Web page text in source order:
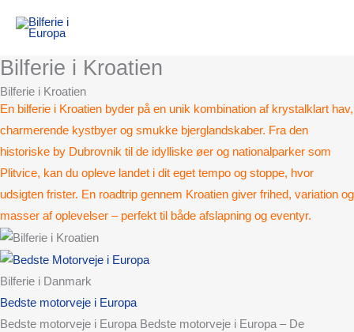
Bilferie i Kroatien
Bilferie i Kroatien
En bilferie i Kroatien byder på en unik kombination af krystalklart hav,
charmerende kystbyer og smukke bjerglandskaber. Fra den
historiske by Dubrovnik til de idylliske øer og nationalparker som
Plitvice, kan du opleve landet i dit eget tempo og stoppe, hvor
udsigten frister. En roadtrip gennem Kroatien giver frihed, variation og
masser af oplevelser – perfekt til både afslapning og eventyr.
Bilferie i Danmark
Bedste motorveje i Europa
Bedste motorveje i Europa Bedste motorveje i Europa – De
Menu